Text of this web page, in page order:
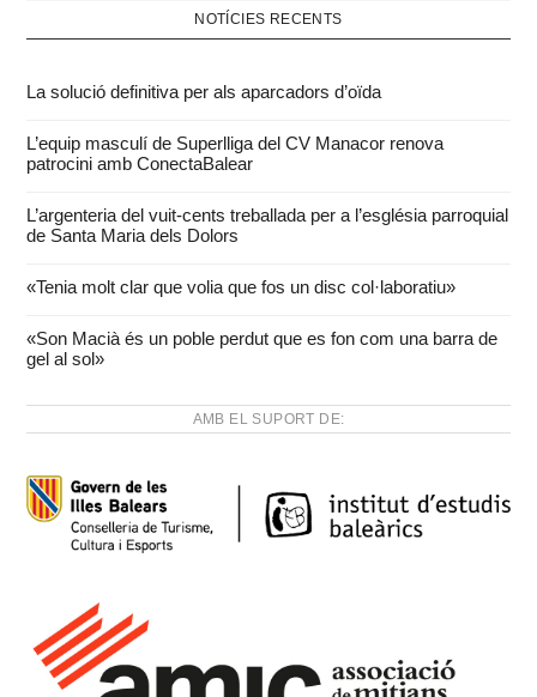
NOTÍCIES RECENTS
La solució definitiva per als aparcadors d’oïda
L’equip masculí de Superlliga del CV Manacor renova
patrocini amb ConectaBalear
L’argenteria del vuit-cents treballada per a l’església parroquial
de Santa Maria dels Dolors
«Tenia molt clar que volia que fos un disc col·laboratiu»
«Son Macià és un poble perdut que es fon com una barra de
gel al sol»
AMB EL SUPORT DE: